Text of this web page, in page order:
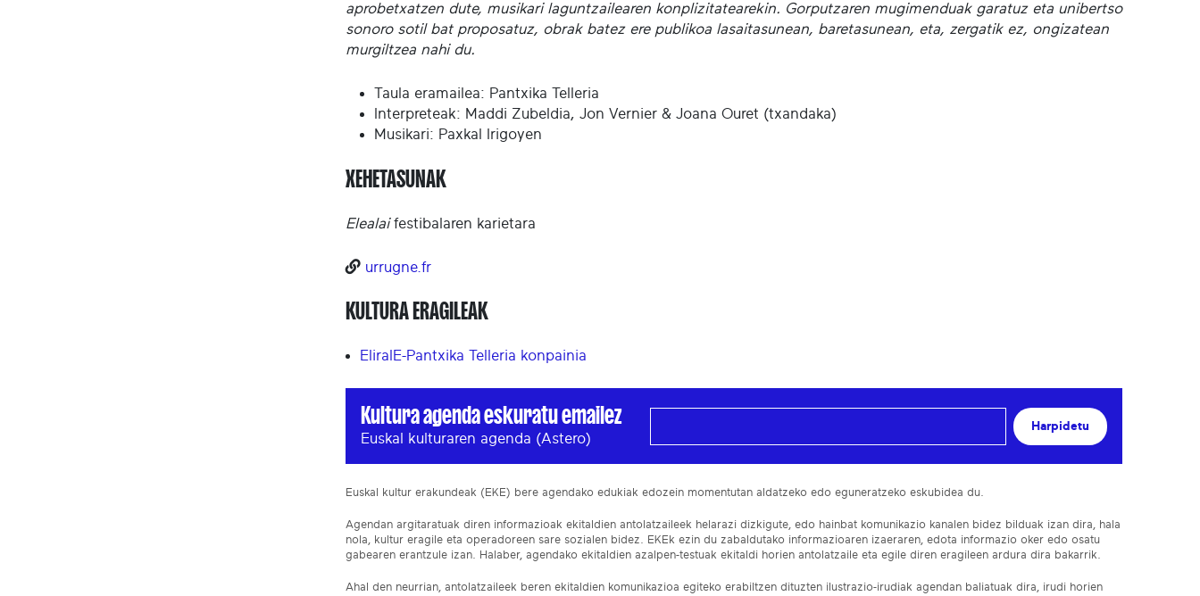
aprobetxatzen dute, musikari laguntzailearen konplizitatearekin. Gorputzaren mugimenduak garatuz eta unibertso
sonoro sotil bat proposatuz, obrak batez ere publikoa lasaitasunean, baretasunean, eta, zergatik ez, ongizatean
murgiltzea nahi du.
Taula eramailea: Pantxika Telleria
Interpreteak: Maddi Zubeldia, Jon Vernier & Joana Ouret (txandaka)
Musikari: Paxkal Irigoyen
XEHETASUNAK
Elealaifestibalaren karietara
urrugne.fr
KULTURA ERAGILEAK
EliralE-Pantxika Telleria konpainia
Kultura agenda eskuratu emailez
Euskal kulturaren agenda (Astero)
Harpidetu
Euskal kultur erakundeak (EKE) bere agendako edukiak edozein momentutan aldatzeko edo eguneratzeko eskubidea du.
Agendan argitaratuak diren informazioak ekitaldien antolatzaileek helarazi dizkigute, edo hainbat komunikazio kanalen bidez bilduak izan dira, hala
nola, kultur eragile eta operadoreen sare sozialen bidez. EKEk ezin du zabaldutako informazioaren izaeraren, edota informazio oker edo osatu
gabearen erantzule izan. Halaber, agendako ekitaldien azalpen-testuak ekitaldi horien antolatzaile eta egile diren eragileen ardura dira bakarrik.
Ahal den neurrian, antolatzaileek beren ekitaldien komunikazioa egiteko erabiltzen dituzten ilustrazio-irudiak agendan baliatuak dira, irudi horien